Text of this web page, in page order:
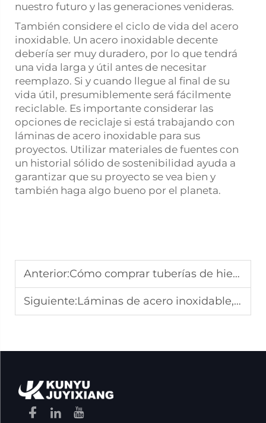
nuestro futuro y las generaciones venideras.
También considere el ciclo de vida del acero
inoxidable. Un acero inoxidable decente
debería ser muy duradero, por lo que tendrá
una vida larga y útil antes de necesitar
reemplazo. Si y cuando llegue al final de su
vida útil, presumiblemente será fácilmente
reciclable. Es importante considerar las
opciones de reciclaje si está trabajando con
láminas de acero inoxidable para sus
proyectos. Utilizar materiales de fuentes con
un historial sólido de sostenibilidad ayuda a
garantizar que su proyecto se vea bien y
también haga algo bueno por el planeta.
Anterior:Cómo comprar tuberías de hierro fundido de alta calidad a precios al por mayor
Siguiente:Láminas de acero inoxidable, tamaños, espesores y estándares al por mayor